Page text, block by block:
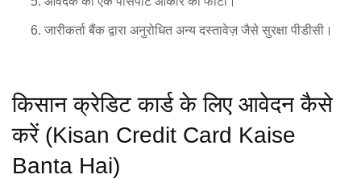
जारीकर्ता बैंक द्वारा अनुरोधित अन्य दस्तावेज़ जैसे सुरक्षा पीडीसी।
किसान क्रेडिट कार्ड के लिए आवेदन कैसे
करें (Kisan Credit Card Kaise
Banta Hai)